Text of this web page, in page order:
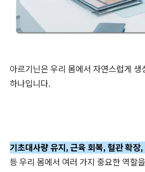
아르기닌은 우리 몸에서 자연스럽게 생
하나입니다.
기초대사량 유지, 근육 회복, 혈관 확장
등 우리 몸에서 여러 가지 중요한 역할